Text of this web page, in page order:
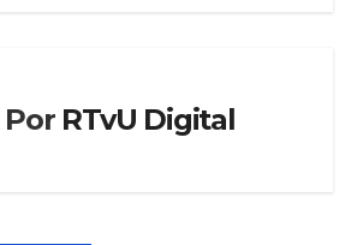
Por RTvU Digital